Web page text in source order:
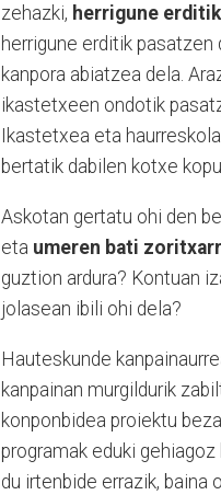
zehazki, herrigune
herrigune erditik pasatzen
kanpora abiatzea dela.
ikastetxeen ondotik
Ikastetxea eta
bertatik dabilen kotxe
Askotan gertatu ohi den
eta umeren bati
guztion ardura? Kontuan
jolasean ibili ohi dela?
Hauteskunde
kanpainan murgildurik
konponbidea proiektu
programak eduki
du irtenbide errazik, baina